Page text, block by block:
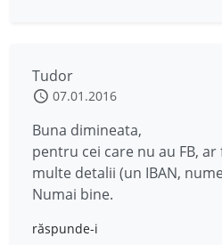
Tudor
07.01.2016
Buna dimineata,
pentru cei care nu au FB,
multe detalii (un IBAN,
Numai bine.
răspunde-i